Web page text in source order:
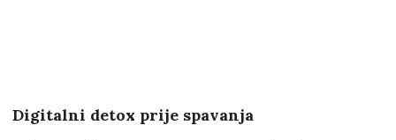
Digitalni detox prije spavanja